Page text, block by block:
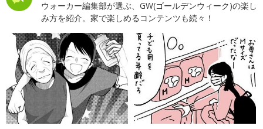
ウォーカー編集部が選ぶ、GW(ゴールデンウィーク)の楽し
み方を紹介。家で楽しめるコンテンツも続々！